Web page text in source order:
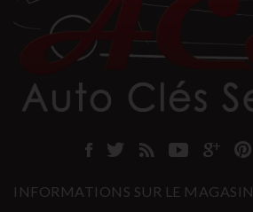
INFORMATIONS SUR LE MAGASIN